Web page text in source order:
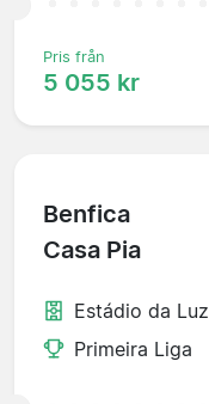
Pris från
5 055 kr
Benfica
Casa Pia
Estádio da Luz
Primeira Liga